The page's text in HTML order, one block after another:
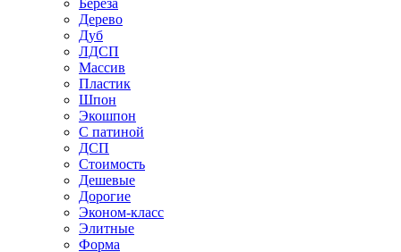
Береза
Дерево
Дуб
ЛДСП
Массив
Пластик
Шпон
Экошпон
С патиной
ДСП
Стоимость
Дешевые
Дорогие
Эконом-класс
Элитные
Форма